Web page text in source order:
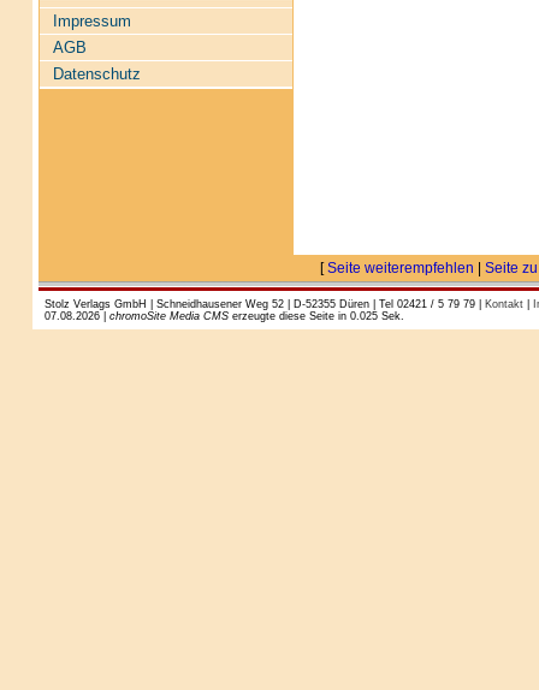
Impressum
AGB
Datenschutz
[Seite weiterempfehlen Seite
Stolz Verlags GmbH | Schneidhausener Weg 52 | D-52355 Düren | Tel 02421 / 5 79 79 | Kontakt|
07.08.2026 | chromoSite Media CMSerzeugte diese Seite in 0.025 Sek.